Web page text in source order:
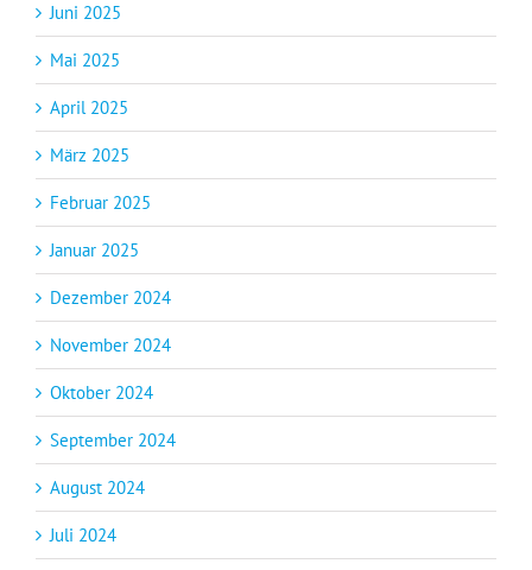
Juni 2025
Mai 2025
April 2025
März 2025
Februar 2025
Januar 2025
Dezember 2024
November 2024
Oktober 2024
September 2024
August 2024
Juli 2024